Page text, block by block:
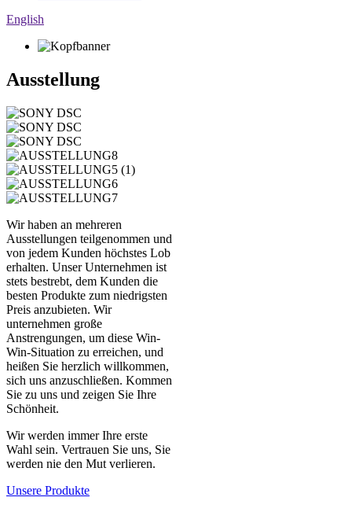
English
Ausstellung
Wir haben an mehreren
Ausstellungen teilgenommen und
von jedem Kunden höchstes Lob
erhalten. Unser Unternehmen ist
stets bestrebt, dem Kunden die
besten Produkte zum niedrigsten
Preis anzubieten. Wir
unternehmen große
Anstrengungen, um diese Win-
Win-Situation zu erreichen, und
heißen Sie herzlich willkommen,
sich uns anzuschließen. Kommen
Sie zu uns und zeigen Sie Ihre
Schönheit.
Wir werden immer Ihre erste
Wahl sein. Vertrauen Sie uns, Sie
werden nie den Mut verlieren.
Unsere Produkte